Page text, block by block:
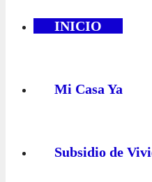
INICIO
Mi Casa Ya
Subsidio de